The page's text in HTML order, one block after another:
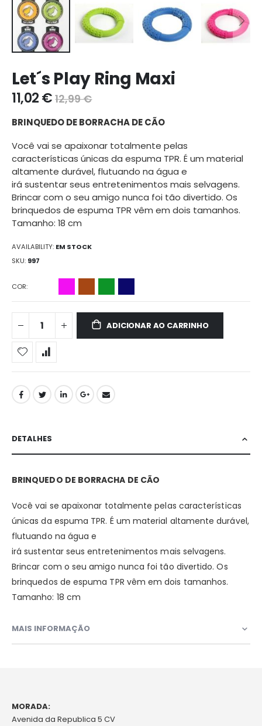
para
o
início
galeria
imagens
Let´s Play Ring Maxi
11,02 € 12,99 €
BRINQUEDO DE BORRACHA DE CÃO
Você vai se apaixonar totalmente pelas
características únicas da espuma TPR. É um material
altamente durável, flutuando na água e
irá sustentar seus entretenimentos mais selvagens.
Brincar com o seu amigo nunca foi tão divertido. Os
brinquedos de espuma TPR vêm em dois tamanhos.
Tamanho: 18 cm
AVAILABILITY: EM STOCK
SKU 997
COR
ADICIONAR AO CARRINHO
DETALHES
BRINQUEDO DE BORRACHA DE CÃO
Você vai se apaixonar totalmente pelas características
únicas da espuma TPR. É um material altamente durável,
flutuando na água e
irá sustentar seus entretenimentos mais selvagens.
Brincar com o seu amigo nunca foi tão divertido. Os
brinquedos de espuma TPR vêm em dois tamanhos.
Tamanho: 18 cm
MAIS INFORMAÇÃO
MORADA:
Avenida da Republica 5 CV